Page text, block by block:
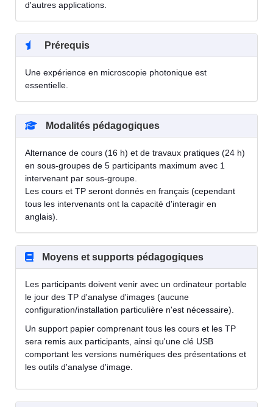
d'autres applications.
Prérequis
Une expérience en microscopie photonique est
essentielle.
Modalités pédagogiques
Alternance de cours (16 h) et de travaux pratiques (24 h)
en sous-groupes de 5 participants maximum avec 1
intervenant par sous-groupe.
Les cours et TP seront donnés en français (cependant
tous les intervenants ont la capacité d'interagir en
anglais).
Moyens et supports pédagogiques
Les participants doivent venir avec un ordinateur portable
le jour des TP d'analyse d'images (aucune
configuration/installation particulière n'est nécessaire).
Un support papier comprenant tous les cours et les TP
sera remis aux participants, ainsi qu'une clé USB
comportant les versions numériques des présentations et
les outils d'analyse d'image.